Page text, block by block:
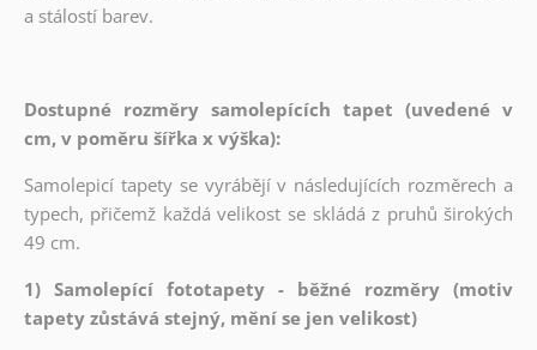
a stálostí barev.
Dostupné rozměry samolepících tapet (uvedené v
cm, v poměru šířka x výška):
Samolepicí tapety se vyrábějí v následujících rozměrech a
typech, přičemž každá velikost se skládá z pruhů širokých
49 cm.
1) Samolepící fototapety - běžné rozměry (motiv
tapety zůstává stejný, mění se jen velikost)